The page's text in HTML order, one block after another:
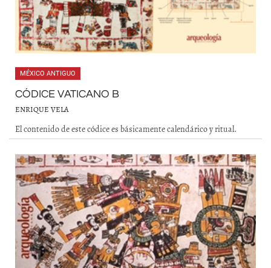
MÉXICO ANTIGUO
CÓDICE VATICANO B
ENRIQUE VELA
El contenido de este códice es básicamente calendárico y ritual.